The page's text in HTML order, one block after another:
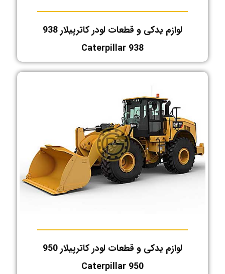
لوازم یدکی و قطعات لودر کاترپیلار 938
Caterpillar 938
لوازم یدکی و قطعات لودر کاترپیلار 950
Caterpillar 950